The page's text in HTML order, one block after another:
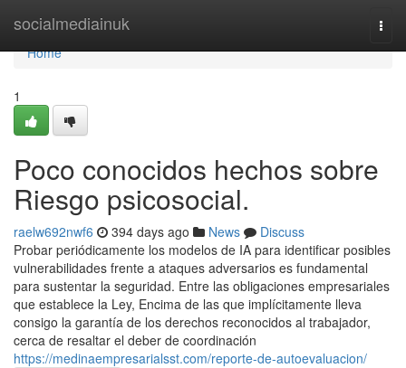
socialmediainuk
Home
Home
1
Poco conocidos hechos sobre
Riesgo psicosocial.
raelw692nwf6 394 days ago News
Discuss
Probar periódicamente los modelos de IA para identificar posibles
vulnerabilidades frente a ataques adversarios es fundamental
para sustentar la seguridad. Entre las obligaciones empresariales
que establece la Ley, Encima de las que implícitamente lleva
consigo la garantía de los derechos reconocidos al trabajador,
cerca de resaltar el deber de coordinación
https://medinaempresarialsst.com/reporte-de-autoevaluacion/